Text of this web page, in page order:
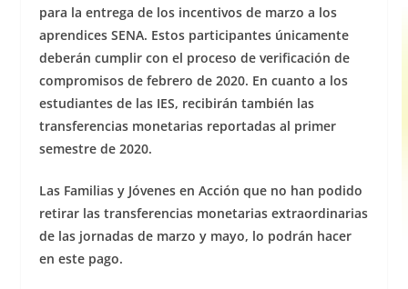
para la entrega de los incentivos de marzo a los
aprendices SENA. Estos participantes únicamente
deberán cumplir con el proceso de verificación de
compromisos de febrero de 2020. En cuanto a los
estudiantes de las IES, recibirán también las
transferencias monetarias reportadas al primer
semestre de 2020.
Las Familias y Jóvenes en Acción que no han podido
retirar las transferencias monetarias extraordinarias
de las jornadas de marzo y mayo, lo podrán hacer
en este pago.